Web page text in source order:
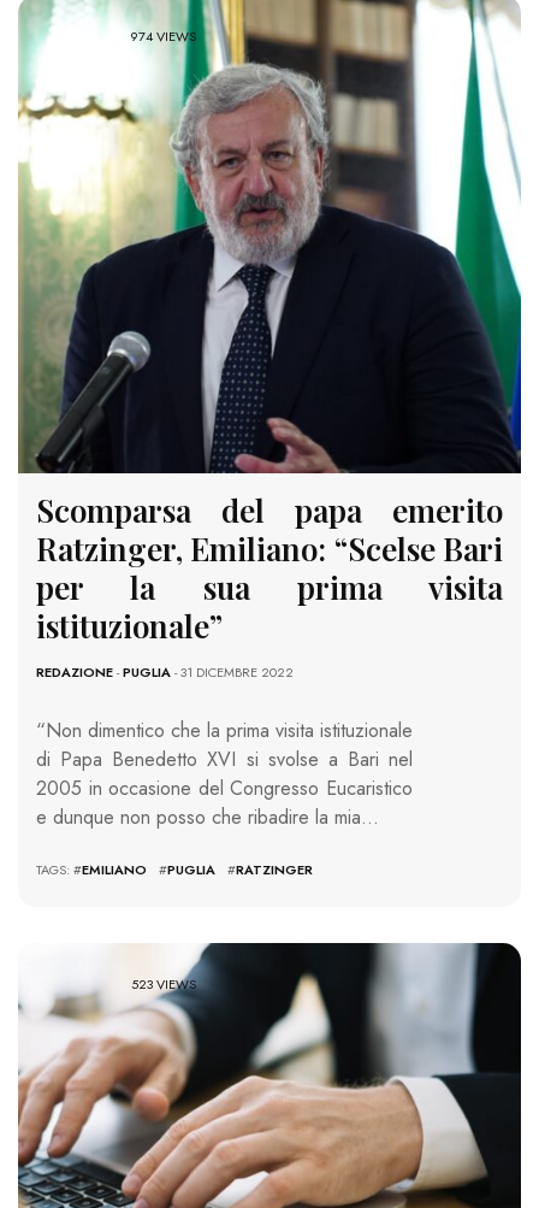
974 VIEWS
Scomparsa del papa emerito
Ratzinger, Emiliano: “Scelse Bari
per la sua prima visita
istituzionale”
REDAZIONE-PUGLIA- 31 DICEMBRE 2022
“Non dimentico che la prima visita istituzionale
di Papa Benedetto XVI si svolse a Bari nel
2005 in occasione del Congresso Eucaristico
e dunque non posso che ribadire la mia…
TAGS: #EMILIANO #PUGLIA #RATZINGER
523 VIEWS